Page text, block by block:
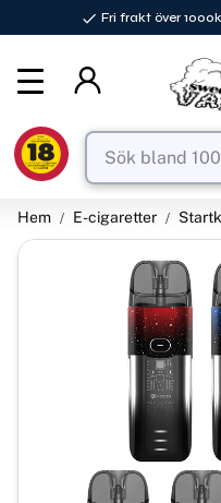
Fri frakt över
Hem E-cigaretter